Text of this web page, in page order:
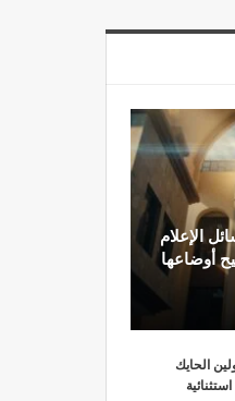
الإعلام
أوضاعها
الحايك